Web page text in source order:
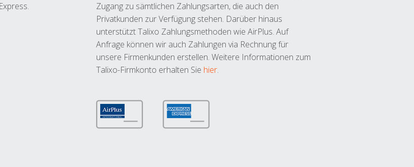
Zugang zu sämtlichen Zahlungsarten, die auch den
Privatkunden zur Verfügung stehen. Darüber hinaus
unterstützt Talixo Zahlungsmethoden wie AirPlus. Auf
Anfrage können wir auch Zahlungen via Rechnung für
unsere Firmenkunden erstellen. Weitere Informationen zum
Talixo-Firmkonto erhalten Sie hier.